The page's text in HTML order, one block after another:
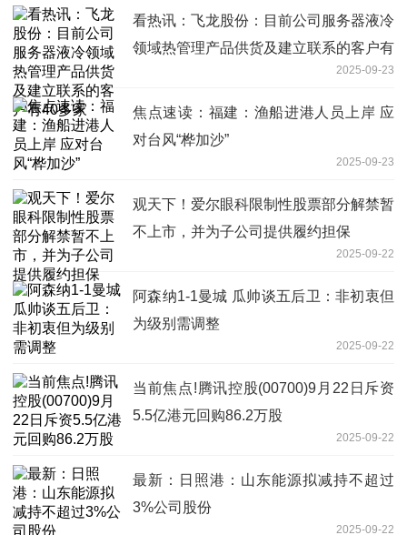
看热讯：飞龙股份：目前公司服务器液冷
领域热管理产品供货及建立联系的客户有
2025-09-23
焦点速读：福建：渔船进港人员上岸 应
对台风“桦加沙”
2025-09-23
观天下！爱尔眼科限制性股票部分解禁暂
不上市，并为子公司提供履约担保
2025-09-22
阿森纳1-1曼城 瓜帅谈五后卫：非初衷但
为级别需调整
2025-09-22
当前焦点!腾讯控股(00700)9月22日斥资
5.5亿港元回购86.2万股
2025-09-22
最新：日照港：山东能源拟减持不超过
3%公司股份
2025-09-22